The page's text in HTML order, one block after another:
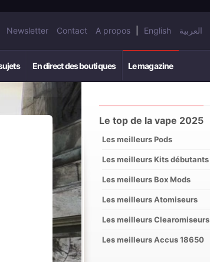
Newsletter Contact A propos English العربية
En direct des boutiques Le magazine
Le top de la vape 2025
Les meilleurs Pods
Les meilleurs Kits débutants
Les meilleurs Box Mods
Les meilleurs Atomiseurs
Les meilleurs Clearomiseurs
Les meilleurs Accus 18650